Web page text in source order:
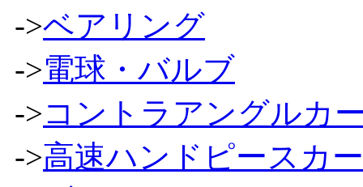
->ベアリング
->電球・バルブ
->コントラアングルカ
->高速ハンドピースカ